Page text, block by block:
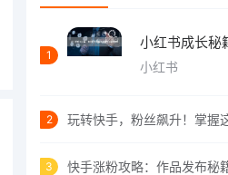
1
小红书
2
3 快手涨粉攻略：作品发布秘